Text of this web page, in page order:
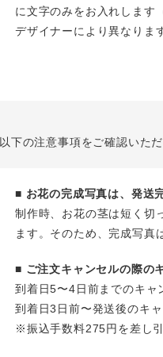
に文字のみをお入れします
デザイナーにより異なりま
以下の注意事項をご確認いた
■ お花の完成写真は、発送
制作時、お花の茎は短く切
ます。そのため、完成写真
■ ご注文キャンセルの際の
到着日5〜4日前までのキャ
到着日3日前〜発送後のキ
※振込手数料275円を差し